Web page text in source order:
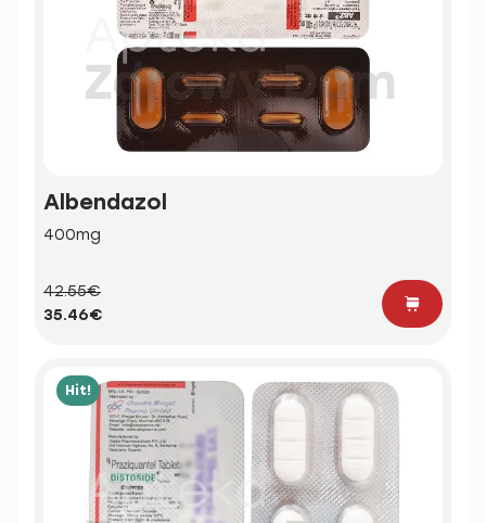
Albendazol
400mg
42.55€
35.46€
Hit!